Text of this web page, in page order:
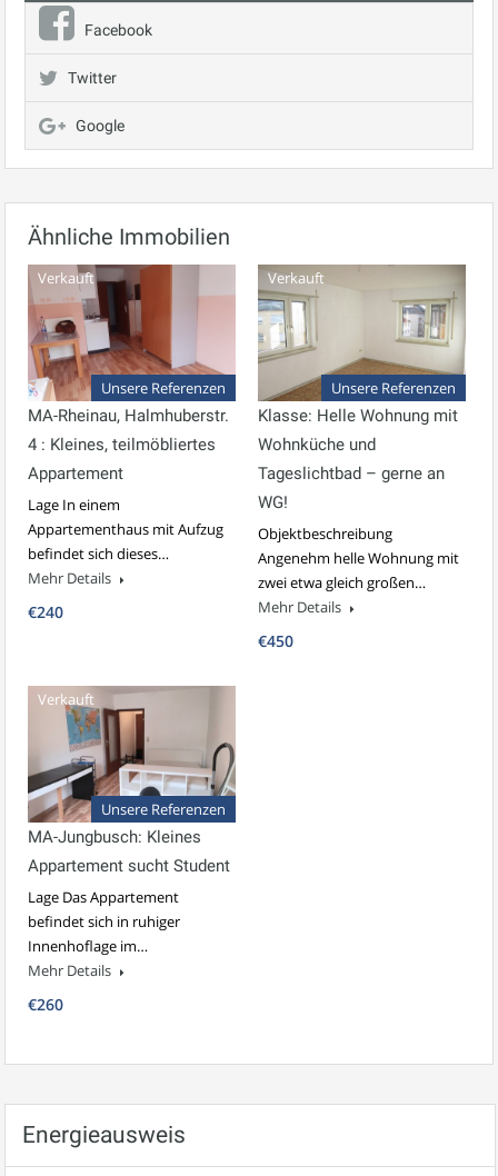
Facebook
Twitter
Google
Ähnliche Immobilien
Verkauft
Unsere Referenzen
MA-Rheinau, Halmhuberstr.
4 : Kleines, teilmöbliertes
Appartement
Lage In einem
Appartementhaus mit Aufzug
befindet sich dieses…
Mehr Details
€240
Verkauft
Unsere Referenzen
Klasse: Helle Wohnung mit
Wohnküche und
Tageslichtbad – gerne an
WG!
Objektbeschreibung
Angenehm helle Wohnung mit
zwei etwa gleich großen…
Mehr Details
€450
Verkauft
Unsere Referenzen
MA-Jungbusch: Kleines
Appartement sucht Student
Lage Das Appartement
befindet sich in ruhiger
Innenhoflage im…
Mehr Details
€260
Energieausweis